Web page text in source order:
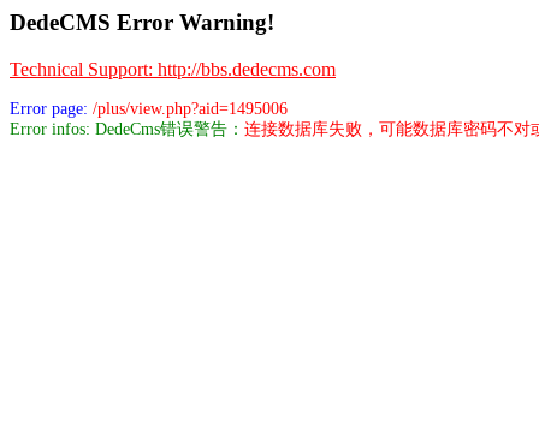
DedeCMS Error Warning!
Technical Support: http://bbs.dedecms.com
Error page: /plus/view.php?aid=1495006
Error infos: DedeCms错误警告： 连接数据库失败，可能数据库密码不对